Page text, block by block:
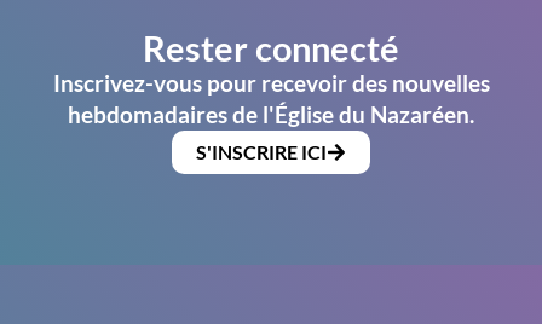
Rester connecté
Inscrivez-vous pour recevoir des nouvelles
hebdomadaires de l'Église du Nazaréen.
S'INSCRIRE ICI